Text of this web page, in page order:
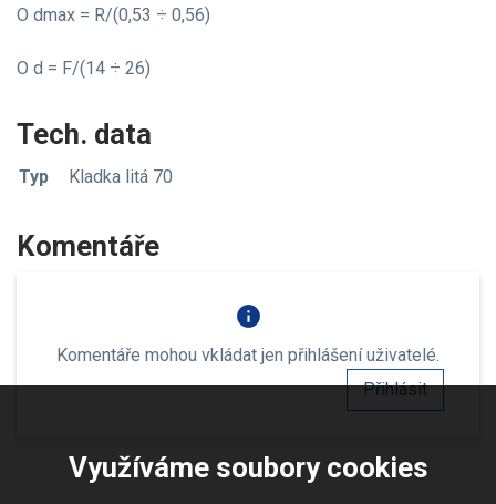
O dmax = R/(0,53 ÷ 0,56)
O d = F/(14 ÷ 26)
Tech. data
Typ Kladka litá 70
Komentáře
info
Komentáře mohou vkládat jen přihlášení uživatelé.
Přihlásit
Využíváme soubory cookies